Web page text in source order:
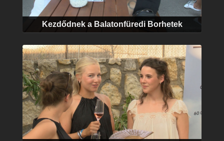
Kezdődnek a Balatonfüredi Borhetek